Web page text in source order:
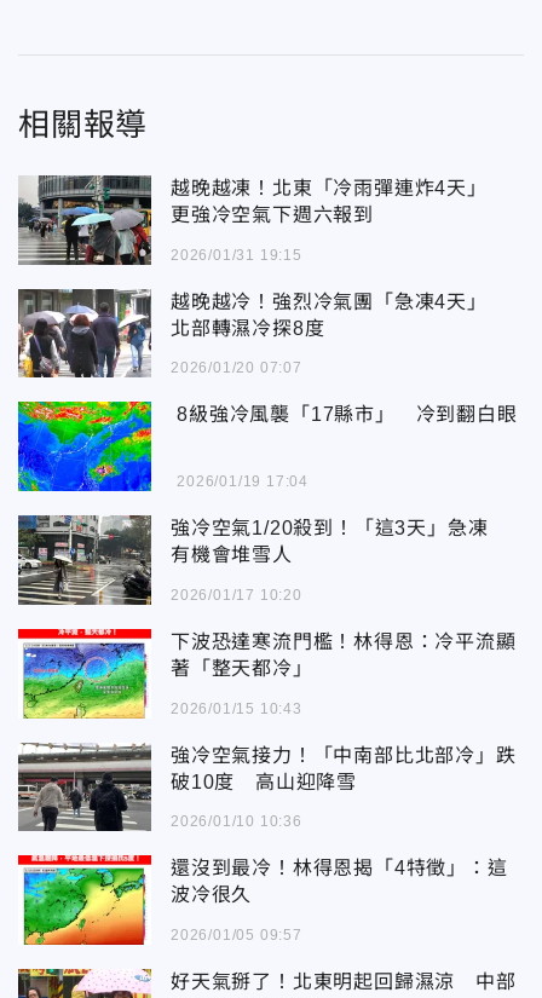
相關報導
越晚越凍！北東「冷雨彈連炸4天」
更強冷空氣下週六報到
2026/01/31 19:15
越晚越冷！強烈冷氣團「急凍4天」
北部轉濕冷探8度
2026/01/20 07:07
8級強冷風襲「17縣市」 冷到翻白眼
2026/01/19 17:04
強冷空氣1/20殺到！「這3天」急凍
有機會堆雪人
2026/01/17 10:20
下波恐達寒流門檻！林得恩：冷平流顯
著「整天都冷」
2026/01/15 10:43
強冷空氣接力！「中南部比北部冷」跌
破10度 高山迎降雪
2026/01/10 10:36
還沒到最冷！林得恩揭「4特徵」：這
波冷很久
2026/01/05 09:57
好天氣掰了！北東明起回歸濕涼 中部